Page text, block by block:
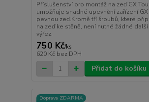
Příslušenství pro montáž na zeď GX
umožňuje snadné upevnění zařízení GX
pevnou zeď.Kromě tří šroubů, které
na zeď ke stěně, není nutné žádné další
výřez.
750 Kč/ks
620 Kč bez DPH
Přidat do košíku
Doprava ZDARMA